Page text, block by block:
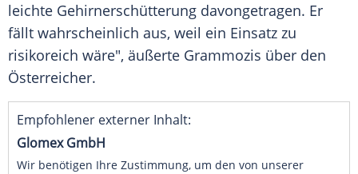
leichte Gehirnerschütterung davongetragen. Er
fällt wahrscheinlich aus, weil ein Einsatz zu
risikoreich wäre", äußerte Grammozis über den
Österreicher.
Empfohlener externer Inhalt:
Glomex GmbH
Wir benötigen Ihre Zustimmung, um den von unserer